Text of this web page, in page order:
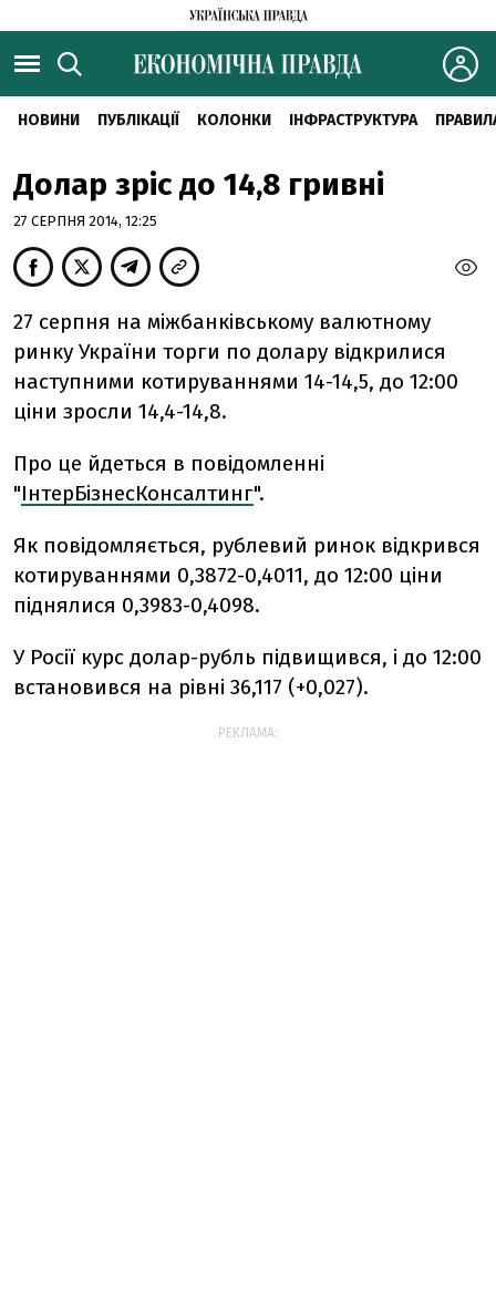
НОВИНИ ПУБЛІКАЦІЇ КОЛОНКИ ІНФРАСТРУКТУРА
Долар зріс до 14,8 гривні
27 СЕРПНЯ 2014, 12:25
27 серпня на міжбанківському валютному
ринку України торги по долару відкрилися
наступними котируваннями 14-14,5, до 12:00
ціни зросли 14,4-14,8.
Про це йдеться в повідомленні
"ІнтерБізнесКонсалтинг".
Як повідомляється, рублевий ринок відкрився
котируваннями 0,3872-0,4011, до 12:00 ціни
піднялися 0,3983-0,4098.
У Росії курс долар-рубль підвищився, і до 12:00
встановився на рівні 36,117 (+0,027).
РЕКЛАМА: